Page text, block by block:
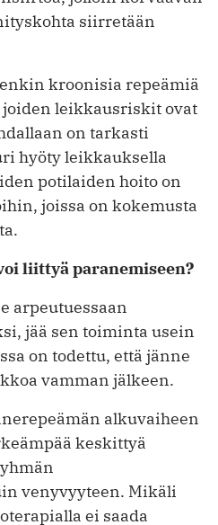
siirretään
kroonisia repeämiä
leikkausriskit ovat
on tarkasti
hyöty leikkauksella
potilaiden hoito on
joissa on kokemusta
liittyä paranemiseen?
arpeutuessaan
jää sen toiminta usein
on todettu, että jänne
vamman jälkeen.
alkuvaiheen
keskittyä
venyvyyteen. Mikäli
ei saada